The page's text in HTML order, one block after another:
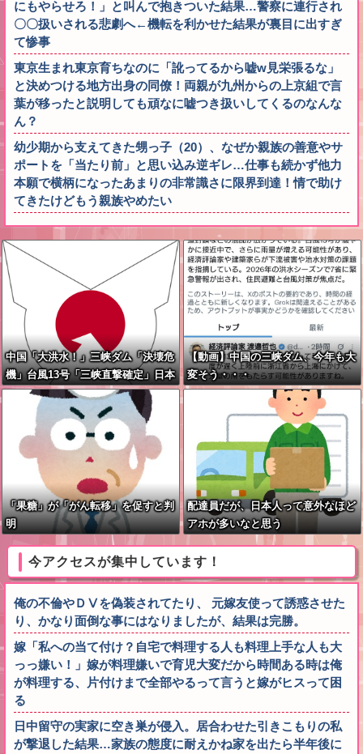
にもやらせろ！」と叫んで抱きついた結果…警察に連行され
〇〇扱いされる悲劇へ←機転を利かせた結果が裏目に出すぎ
て惨事
東京生まれ東京育ちなのに「訛ってるから嘘w見栄張るな」
と決めつける地方出身の同僚！両親が九州からの上京組で言
葉が移ったと説明しても頑なに嘘つき扱いしてくるのなんな
ん？
幼少期から支えてきた甥っ子（20）、なぜか親族の善意やサ
ポートを「当たり前」と思い込み逆ギレ…仕事も続かず他力
本願で横柄になったあまりの非常識さに限界到達！情で助け
てきたけどもう親族やめたい
中国「大洪水！」三峡ダム「決壊危
機」台風13号「三峡直撃確定」日本
「最も強い勢力で接近！（伊勢湾台
風級」台風13号と15号「中国本土で
ぶつかり合う（前代未聞」→
【動画】中国の三峡ダム、今年も大
変そう・・・
「果糖」が「がん転移」を促すと判
明
配達員だが、日本人って意外なほど
アホが多いなと思う
今アクセスが集中しています！
俺の不倫やＤⅤを偽装されてたり、 元嫁友使って誘惑させた
り、かなり面倒な事にはなりましたが、結果は完勝。
嫁「私への当て付け？自宅で料理する人も料理上手な人も大
っっ嫌い！」嫁が料理嫌いで育児大変だから時間ある時は俺
が料理する、片付けまで全部やるって言うと嫁がヒスって困
る
日中留守の実家に空き巣が侵入。居合わせた引きこもりの私
が撃退した結果…家族の態度に耐えかね家を出たら半年後に